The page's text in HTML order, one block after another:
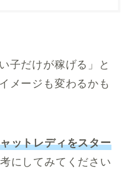
子だけが稼げる」と
メージも変わるかも
ットレディをスター
にしてみてください